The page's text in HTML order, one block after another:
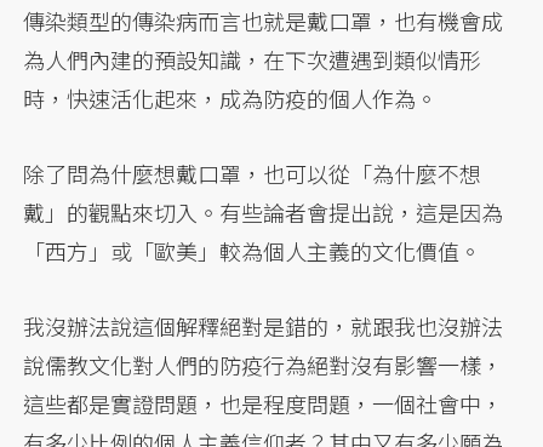
傳染類型的傳染病而言也就是戴口罩，也有機會成
為人們內建的預設知識，在下次遭遇到類似情形
時，快速活化起來，成為防疫的個人作為。
除了問為什麼想戴口罩，也可以從「為什麼不想
戴」的觀點來切入。有些論者會提出說，這是因為
「西方」或「歐美」較為個人主義的文化價值。
我沒辦法說這個解釋絕對是錯的，就跟我也沒辦法
說儒教文化對人們的防疫行為絕對沒有影響一樣，
這些都是實證問題，也是程度問題，一個社會中，